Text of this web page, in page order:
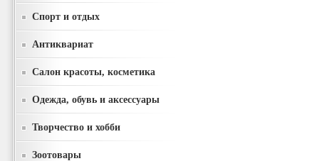
Спорт и отдых
Антиквариат
Салон красоты, косметика
Одежда, обувь и аксессуары
Творчество и хобби
Зоотовары